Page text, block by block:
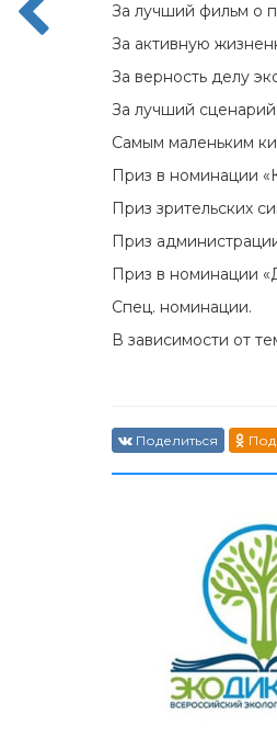
За лучший фильм о
За активную
За верность делу
За лучший
Самым маленьким
Приз в номинации
Приз зрительских
Приз
Приз в номинации
Спец. номинации.
В зависимости от
Поделиться